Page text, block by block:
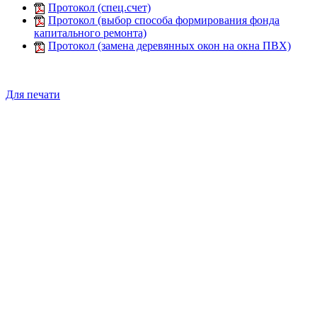
Протокол (спец.счет)
Протокол (выбор способа формирования фонда
капитального ремонта)
Протокол (замена деревянных окон на окна ПВХ)
Для печати